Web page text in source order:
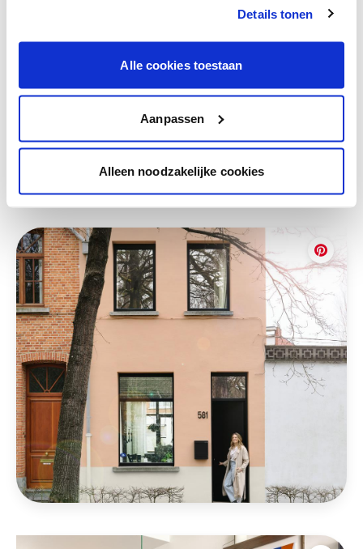
Details tonen
Alle cookies toestaan
Aanpassen
Alleen noodzakelijke cookies
Bekijk er de bijhorende tinten om je kleur
te verfijnen.
Krijg persoonlijk advies om kleuren te
Deze stijlen zijn misschien ook iets voor jou